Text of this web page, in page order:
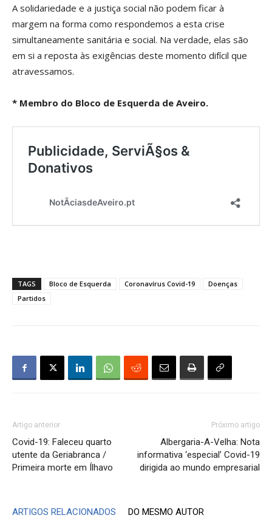
A solidariedade e a justiça social não podem ficar à
margem na forma como respondemos a esta crise
simultaneamente sanitária e social. Na verdade, elas são
em si a reposta às exigências deste momento difícil que
atravessamos.
* Membro do Bloco de Esquerda de Aveiro.
TAGS Bloco de Esquerda Coronavírus Covid-19
Doenças
Partidos
Artigo anterior
Covid-19: Faleceu quarto
utente da Geriabranca /
Primeira morte em Ílhavo
Próximo artigo
Albergaria-A-Velha: Nota
informativa ‘especial’ Covid-19
dirigida ao mundo empresarial
ARTIGOS RELACIONADOS DO MESMO AUTOR